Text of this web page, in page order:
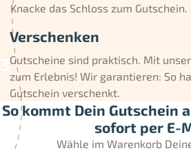
Knacke das Schloss zum Gutschein.
Verschenken
Gutscheine sind praktisch. Mit
zum Erlebnis! Wir garantieren: So
Gutschein verschenkt.
So kommt Dein Gutschein
sofort per E-
Wähle im Warenkorb